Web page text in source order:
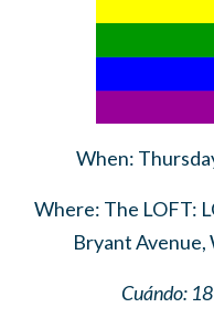
When:
Where: The LOFT:
Bryant Avenue,
Cuándo: